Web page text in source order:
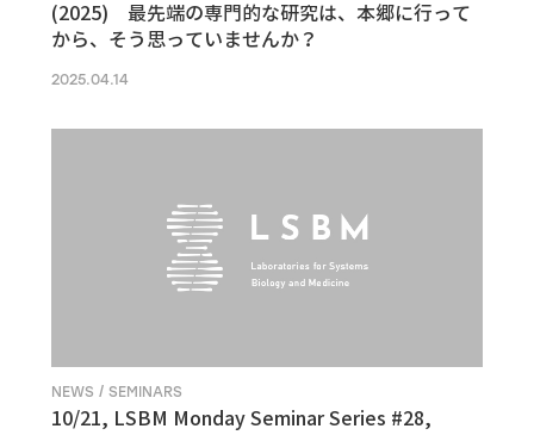
(2025) 最先端の専門的な研究は、本郷に行って
から、そう思っていませんか？
2025.04.14
NEWS / SEMINARS
10/21, LSBM Monday Seminar Series #28,